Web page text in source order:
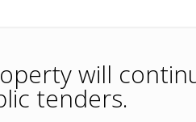
will
tenders.